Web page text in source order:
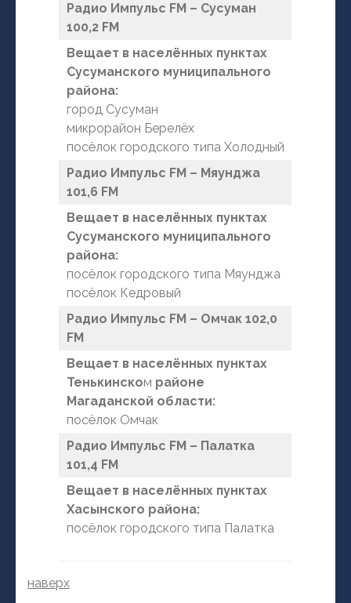
Радио Импульс FM – Сусуман
100,2 FM
Вещает в населённых пунктах
Сусуманского муниципального
района:
город Сусуман
микрорайон Берелёх
посёлок городского типа Холодный
Радио Импульс FM – Мяунджа
101,6 FM
Вещает в населённых пунктах
Сусуманского муниципального
района:
посёлок городского типа Мяунджа
посёлок Кедровый
Радио Импульс FM – Омчак 102,0
FM
Вещает в населённых пунктах
Тенькинском районе
Магаданской области:
посёлок Омчак
Радио Импульс FM – Палатка
101,4 FM
Вещает в населённых пунктах
Хасынского района:
посёлок городского типа Палатка
наверх